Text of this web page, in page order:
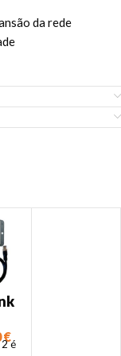
da rede
€é